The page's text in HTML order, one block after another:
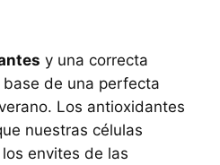
y una correcta
de una perfecta
Los antioxidantes
nuestras células
envites de las